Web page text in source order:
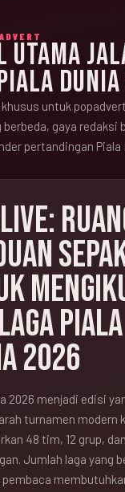
UTAMA
untuk
gaya redaksi
pertandingan Piala
PIALA
2026
2026 menjadi edisi
turnamen modern
48 tim, 12 grup,
Jumlah laga yang